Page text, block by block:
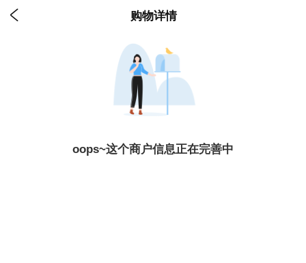
 购物详情
oops~这个商户信息正在完善中